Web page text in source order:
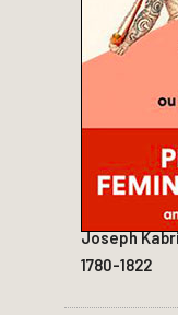
Joseph
1780-1822